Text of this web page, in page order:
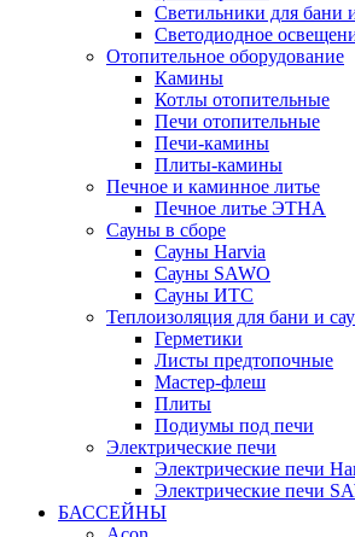
Светильники для бани
Светодиодное
Отопительное оборудование
Камины
Котлы отопительные
Печи отопительные
Печи-камины
Плиты-камины
Печное и каминное литье
Печное литье ЭТНА
Сауны в сборе
Cауны Harvia
Сауны SAWO
Сауны ИТС
Теплоизоляция для бани и
Герметики
Листы предтопочные
Мастер-флеш
Плиты
Подиумы под печи
Электрические печи
Электрические печи
Электрические печи
БАССЕЙНЫ